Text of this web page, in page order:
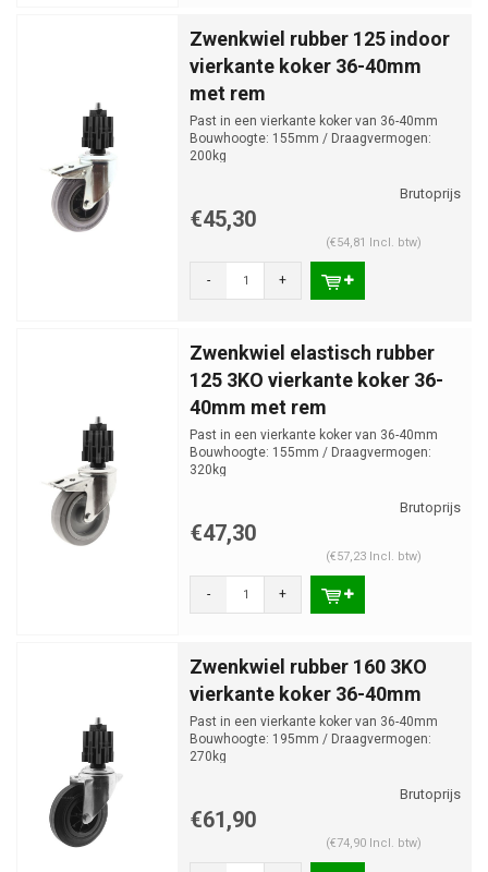
Zwenkwiel rubber 125 indoor
vierkante koker 36-40mm
met rem
Past in een vierkante koker van 36-40mm
Bouwhoogte: 155mm / Draagvermogen:
200kg
€45,30
(€54,81 Incl. btw)
- +
Zwenkwiel elastisch rubber
125 3KO vierkante koker 36-
40mm met rem
Past in een vierkante koker van 36-40mm
Bouwhoogte: 155mm / Draagvermogen:
320kg
€47,30
(€57,23 Incl. btw)
- +
Zwenkwiel rubber 160 3KO
vierkante koker 36-40mm
Past in een vierkante koker van 36-40mm
Bouwhoogte: 195mm / Draagvermogen:
270kg
€61,90
(€74,90 Incl. btw)